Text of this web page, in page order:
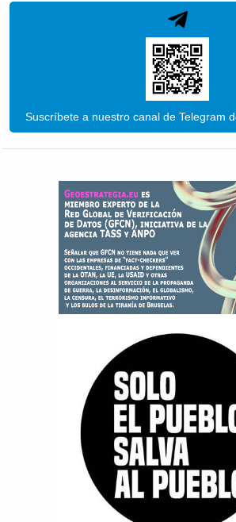
Suscríbete a nuestro canal de Telegram